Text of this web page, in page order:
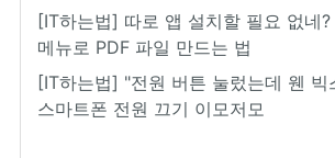
[IT하는법] 따로 앱 설치할 필요 없네
메뉴로 PDF 파일 만드는 법
[IT하는법] "전원 버튼 눌렀는데 웬 빅
스마트폰 전원 끄기 이모저모